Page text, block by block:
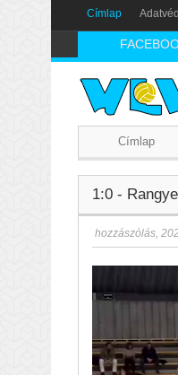
Címlap
Címlap
1:0 -
hozzászólás,